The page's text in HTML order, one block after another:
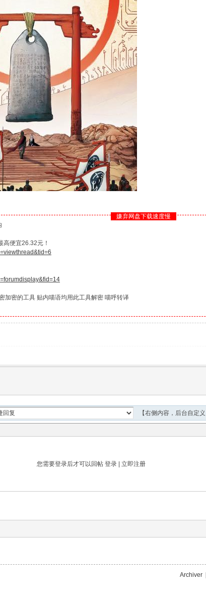
嫌弃网盘下载速度慢
高便宜26.32元！
加密的工具 贴内喵语均用此工具解密 喵呼转译
【右侧内容，后台自定
您需要登录后才可以回帖 登录| 立即注册
Archiver